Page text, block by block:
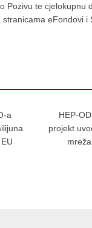
Pozivu te cjelokupnu
eFondovi i
a
HEP-
projekt